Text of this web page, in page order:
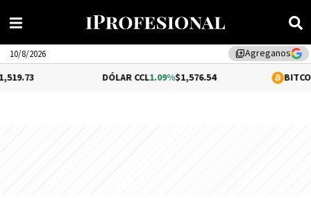
library_addAgreganos
10/8/2026
1.09%$1,576.54 0.35%